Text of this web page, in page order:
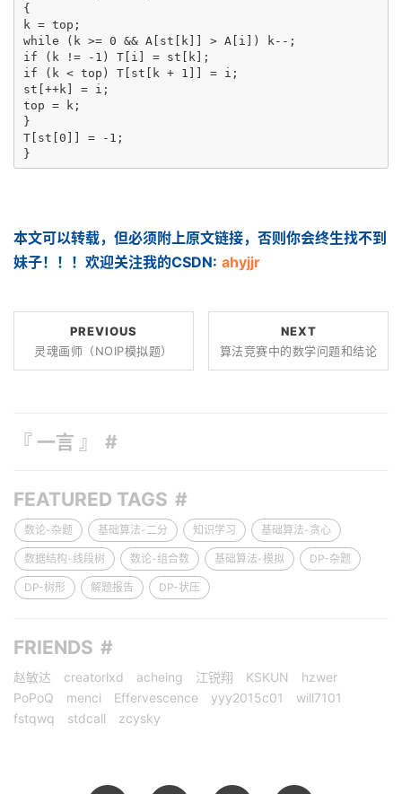
{
k = top;
while (k >= 0 && A[st[k]] > A[i]) k--;
if (k != -1) T[i] = st[k];
if (k < top) T[st[k + 1]] = i;
st[++k] = i;
top = k;
}
T[st[0]] = -1;
}
本文可以转载，但必须附上原文链接，否则你会终生找不到
妹子！！！欢迎关注我的CSDN: ahyjjr
PREVIOUS
灵魂画师（NOIP模拟题）
NEXT
算法竞赛中的数学问题和结论
『 一言 』
FEATURED TAGS
数论-杂题 基础算法-二分 知识学习 基础算法-贪心
数据结构-线段树 数论-组合数 基础算法-模拟 DP-杂题
DP-树形 解题报告 DP-状压
FRIENDS
赵敏达 creatorlxd acheing 江锐翔 KSKUN
hzwer
PoPoQ
menci Effervescence yyy2015c01
will7101
fstqwq
stdcall zcysky